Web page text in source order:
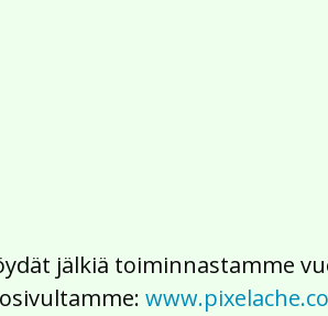
jälkiä toiminnastamme